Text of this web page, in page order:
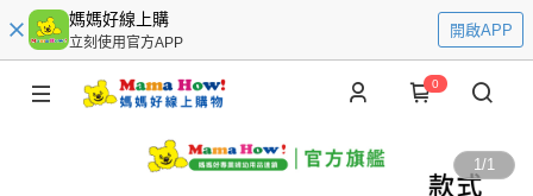
媽媽好線上購
立刻使用官方APP
開啟APP
0
1/1